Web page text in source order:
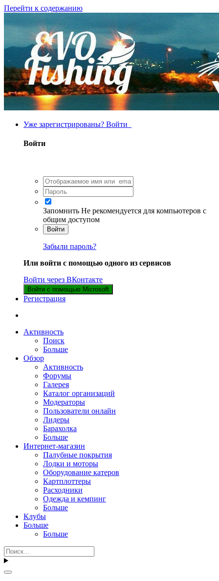
Перейти к содержанию
Уже зарегистрированы? Войти
Войти
Запомнить Не рекомендуется для компьютеров с
общим доступом
Войти
Забыли пароль?
Или войти с помощью одного из сервисов
Войти через ВКонтакте
Войти с помощью Microsoft
Регистрация
Активность
Поиск
Больше
Обзор
Активность
Форумы
Галерея
Каталог организаций
Модераторы
Пользователи онлайн
Лидеры
Барахолка
Больше
Интернет-магазин
Палубные покрытия
Лодки и моторы
Оборудование катеров
Картплоттеры
Расходники
Одежда и кемпинг
Больше
Клубы
Больше
Больше